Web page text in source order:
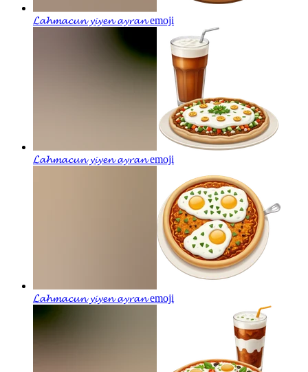
𝓛𝓪𝓱𝓶𝓪𝓬𝓾𝓷 𝔂𝓲𝔂𝓮𝓷 𝓪𝔂𝓻𝓪𝓷emoji
𝓛𝓪𝓱𝓶𝓪𝓬𝓾𝓷 𝔂𝓲𝔂𝓮𝓷 𝓪𝔂𝓻𝓪𝓷emoji
𝓛𝓪𝓱𝓶𝓪𝓬𝓾𝓷 𝔂𝓲𝔂𝓮𝓷 𝓪𝔂𝓻𝓪𝓷emoji